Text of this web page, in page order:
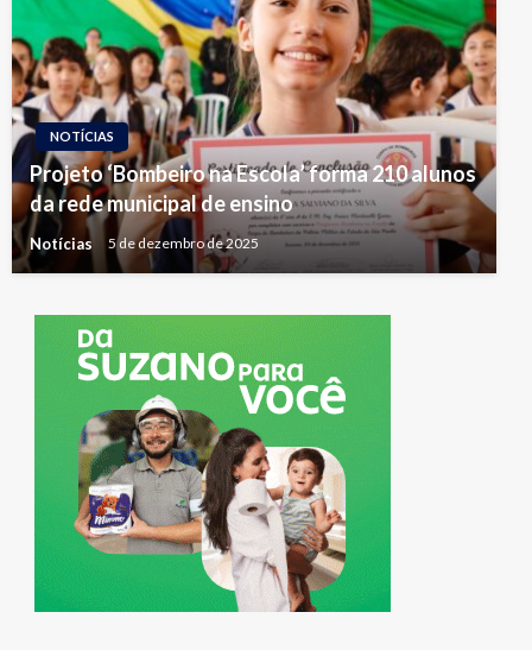
NOTÍCIAS
Projeto ‘Bombeiro na Escola’ forma 210 alunos
da rede municipal de ensino
Notícias 5 de dezembro de 2025